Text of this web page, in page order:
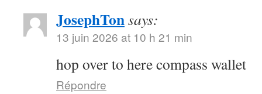
JosephTonsays:
13 juin 2026 at 10 h 21 min
hop over to here compass wallet
Répondre